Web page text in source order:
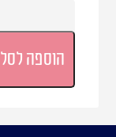
הוספה לסל